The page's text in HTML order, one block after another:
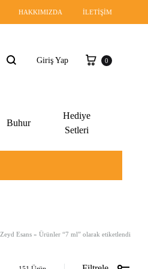
HAKKIMIZDA İLETIŞIM
Ara
Giriş Yap Sepet
0
Buhur
Hediye
Setleri
Zeyd Esans » Ürünler “7 ml” olarak etiketlendi